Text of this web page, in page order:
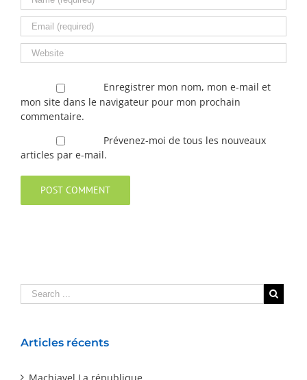
Enregistrer mon nom, mon e-mail et
mon site dans le navigateur pour mon prochain
commentaire.
Prévenez-moi de tous les nouveaux
articles par e-mail.
Articles récents